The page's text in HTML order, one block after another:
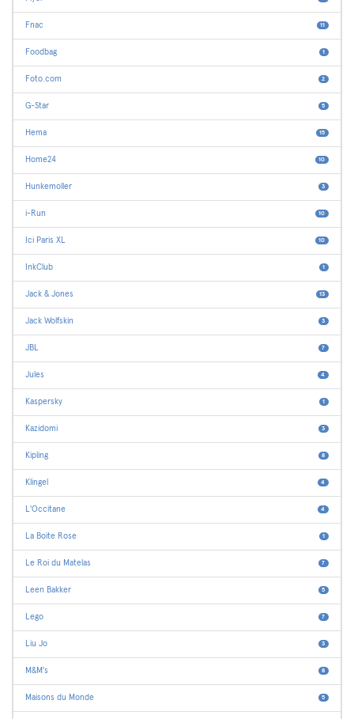
Fnac 11
Foodbag 1
Foto.com 2
G-Star 5
Hema 15
Home24 10
Hunkemoller 3
i-Run 10
Ici Paris XL 10
InkClub 1
Jack & Jones 13
Jack Wolfskin 3
JBL 7
Jules 4
Kaspersky 1
Kazidomi 3
Kipling 8
Klingel 4
L'Occitane 4
La Boite Rose 1
Le Roi du Matelas 7
Leen Bakker 5
Lego 7
Liu Jo 3
M&M's 8
Maisons du Monde 5